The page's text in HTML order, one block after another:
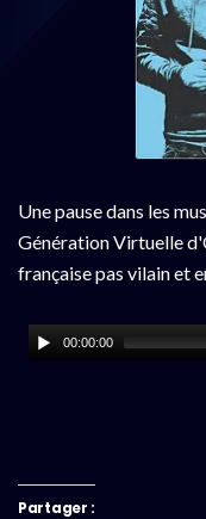
Une pause dans les
Génération Virtuelle
française pas vilain et
00:00:00
Partager :